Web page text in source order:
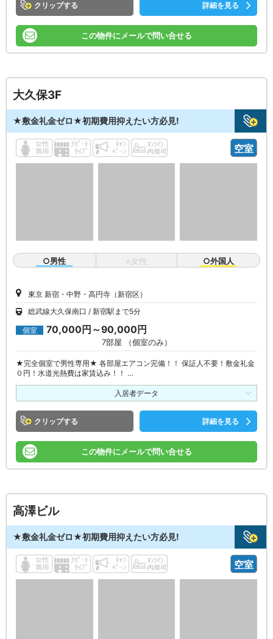
クリップ 詳細を見る
この物件にメールで問い合せる
大久保3F
★敷金礼金ゼロ★初期費用抑えたい方必見!
空室
○男性 ×女性 ○外国人
東京 新宿・中野・高円寺（新宿区）
総武線大久保南口
新宿駅まで5分
個室 70,000円～90,000円
7部屋 （個室のみ）
★完全個室で男性専用★ 各部屋エアコン完備！！ 保証人不要！敷金礼金
０円！水道光熱費は家賃込み！！ …
入居者データ
クリップ 詳細を見る
この物件にメールで問い合せる
高澤ビル
★敷金礼金ゼロ★初期費用抑えたい方必見!
空室